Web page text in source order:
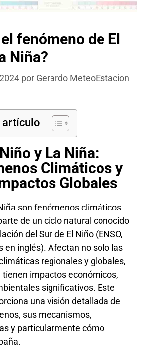
fenómeno de El
Niña?
por Gerardo MeteoEstacion
artículo
y La Niña:
Climáticos y
Globales
son fenómenos climáticos
de un ciclo natural conocido
del Sur de El Niño (ENSO,
en inglés). Afectan no solo las
regionales y globales,
tienen impactos económicos,
significativos. Este
una visión detallada de
sus mecanismos,
y particularmente cómo